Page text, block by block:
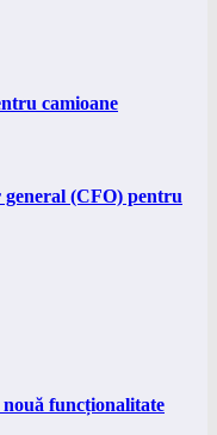
camioane
(CFO) pentru
funcționalitate